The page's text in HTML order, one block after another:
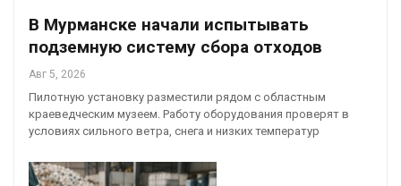
В Мурманске начали испытывать
подземную систему сбора отходов
Авг 5, 2026
Пилотную установку разместили рядом с областным
краеведческим музеем. Работу оборудования проверят в
условиях сильного ветра, снега и низких температур